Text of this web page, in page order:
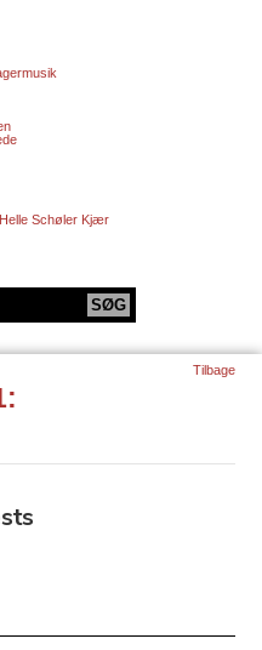
Schøler Kjær
Tilbage